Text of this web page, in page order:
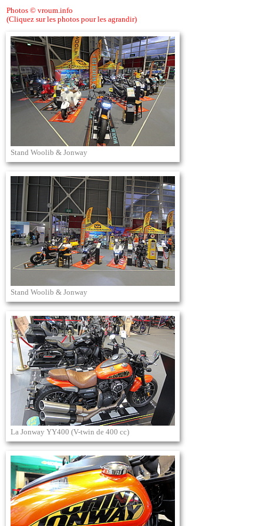
Photos © vroum.info
(Cliquez sur les photos pour les agrandir)
Stand Woolib & Jonway
Stand Woolib & Jonway
La Jonway YY400 (V-twin de 400 cc)